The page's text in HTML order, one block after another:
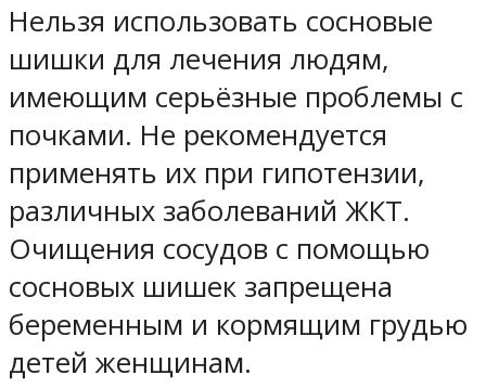
Нельзя использовать сосновые
шишки для лечения людям,
имеющим серьёзные проблемы с
почками. Не рекомендуется
применять их при гипотензии,
различных заболеваний ЖКТ.
Очищения сосудов с помощью
сосновых шишек запрещена
беременным и кормящим грудью
детей женщинам.